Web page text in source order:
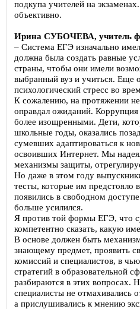
подкупа учителей на
объективно.
Ирина СУБОЧЕВА, учитель
– Система ЕГЭ изначально
должна была создать равные
страны, чтобы они имели
выбранный вуз и учиться. Еще
психологический стресс во
К сожалению, на протяжении
оправдал ожиданий.
более изощренными. Дети,
школьные годы, оказались
сумевших адаптироваться к
освоивших Интернет. Мы
механизмы защиты,
Но даже в этом году
тесты, которые им предстояло
появились в свободном
больше усилился.
Я против той формы ЕГЭ, что
компетентно сказать, какую
В основе должен быть
знающему предмет, проявить
комиссий и специалистов, в
стратегий в образовательной
разбираются в этих вопросах.
специалисты не отмахивались
а прислушивались к мнению